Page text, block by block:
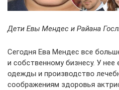
Дети Евы Мендес и Райана
Сегодня Ева Мендес все
и собственному бизнесу. У
одежды и производство
соображениям здоровья